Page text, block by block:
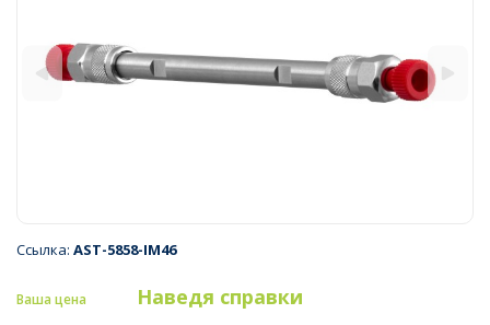
Ссылка: AST-5858-IM46
Ваша цена Наведя справки